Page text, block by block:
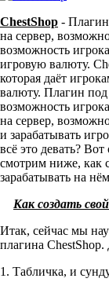
ChestShop -
на сервер,
возможность
игровую валюту.
которая даёт
валюту. Плагин
возможность
на сервер,
и зарабатывать
всё это девать?
смотрим ниже, как
зарабатывать на
Как создать
Итак, сейчас мы
плагина ChestShop.
1. Табличка, и